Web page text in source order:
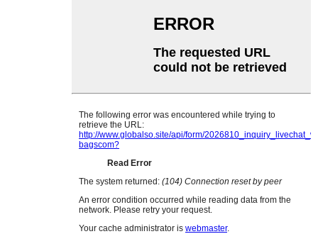
Swahili
Tajik
Telugu
Ukrainian
Urdu
Xhosa
Yiddish
Kinyarwanda